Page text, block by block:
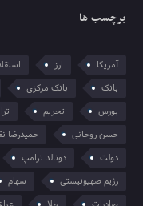
برچسب ها
آمریکا ارز
بانک
بانک مرکزی
بورس
تحریم
حسن روحانی
حمیدرضا
دولت
دونالد ترامپ
رژیم صهیونیستی
سهام